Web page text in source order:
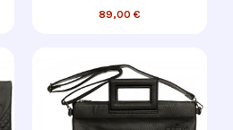
89,00 €